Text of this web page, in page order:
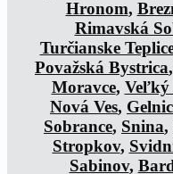
Hronom,
Rimavská
Turčianske
Považská Bystrica,
Moravce, Veľký
Nová Ves,
Sobrance, Snina,
Stropkov,
Sabinov,